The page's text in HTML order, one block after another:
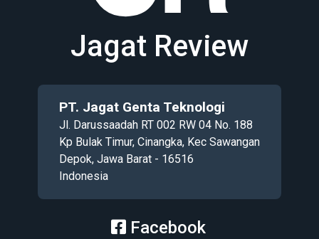
Jagat Review
PT. Jagat Genta Teknologi
Jl. Darussaadah RT 002 RW 04 No. 188
Kp Bulak Timur, Cinangka, Kec Sawangan
Depok, Jawa Barat - 16516
Indonesia
Facebook